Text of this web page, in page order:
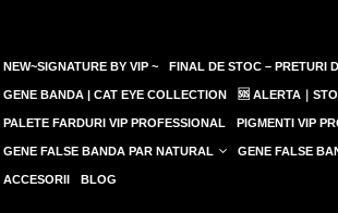
NEW~SIGNATURE BY VIP ~ FINAL DE STOC – PRETURI
GENE BANDA | CAT EYE COLLECTION 🆘 ALERTA｜
PALETE FARDURI VIP PROFESSIONAL PIGMENTI VIP
GENE FALSE BANDA PAR NATURAL GENE FALSE
ACCESORII BLOG